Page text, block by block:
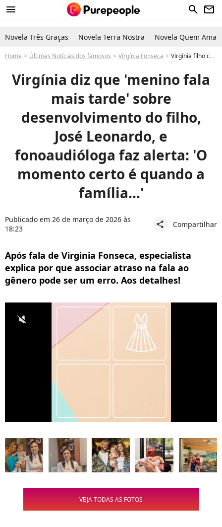
menu search newsletter
Novela Três Graças Novela Terra Nostra Novela Quem Ama
Home Últimas Notícias dos famosos Virgínia Fonseca Virginia filho com Zé Felipe José Leonardo não fala; especialista explica se há problema com 'enteado' de Vini Jr
Virgínia diz que 'menino fala
mais tarde' sobre
desenvolvimento do filho,
José Leonardo, e
fonoaudióloga faz alerta: 'O
momento certo é quando a
família...'
Publicado em 26 de março de 2026 às
18:23
share Compartilhar
Após fala de Virginia Fonseca, especialista
explica por que associar atraso na fala ao
gênero pode ser um erro. Aos detalhes!
VEJA TODAS AS FOTOS